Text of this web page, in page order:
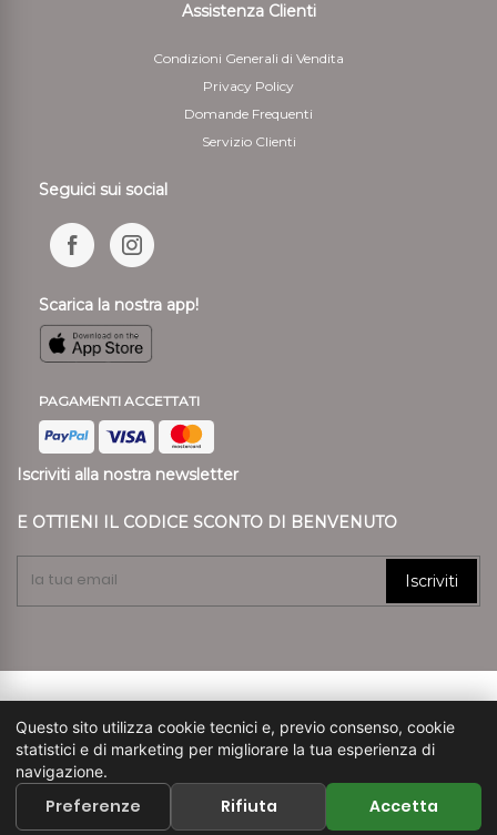
Assistenza Clienti
Condizioni Generali di Vendita
Privacy Policy
Domande Frequenti
Servizio Clienti
Seguici sui social
Scarica la nostra app!
PAGAMENTI ACCETTATI
Iscriviti alla nostra newsletter
E OTTIENI IL CODICE SCONTO DI BENVENUTO
Iscriviti
© 2024 Ronca Style P.I. 01807890239 REA VR 197557
Capitale Sociale € 45.900
pec: amministrazione.ronca1862@legalmail.it
Questo sito utilizza cookie tecnici e, previo consenso, cookie
statistici e di marketing per migliorare la tua esperienza di
navigazione.
Preferenze Rifiuta Accetta